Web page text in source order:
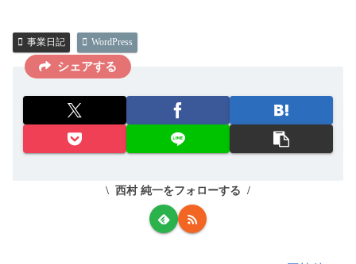
事業日記 WordPress
シェアする
西村 純一をフォローする